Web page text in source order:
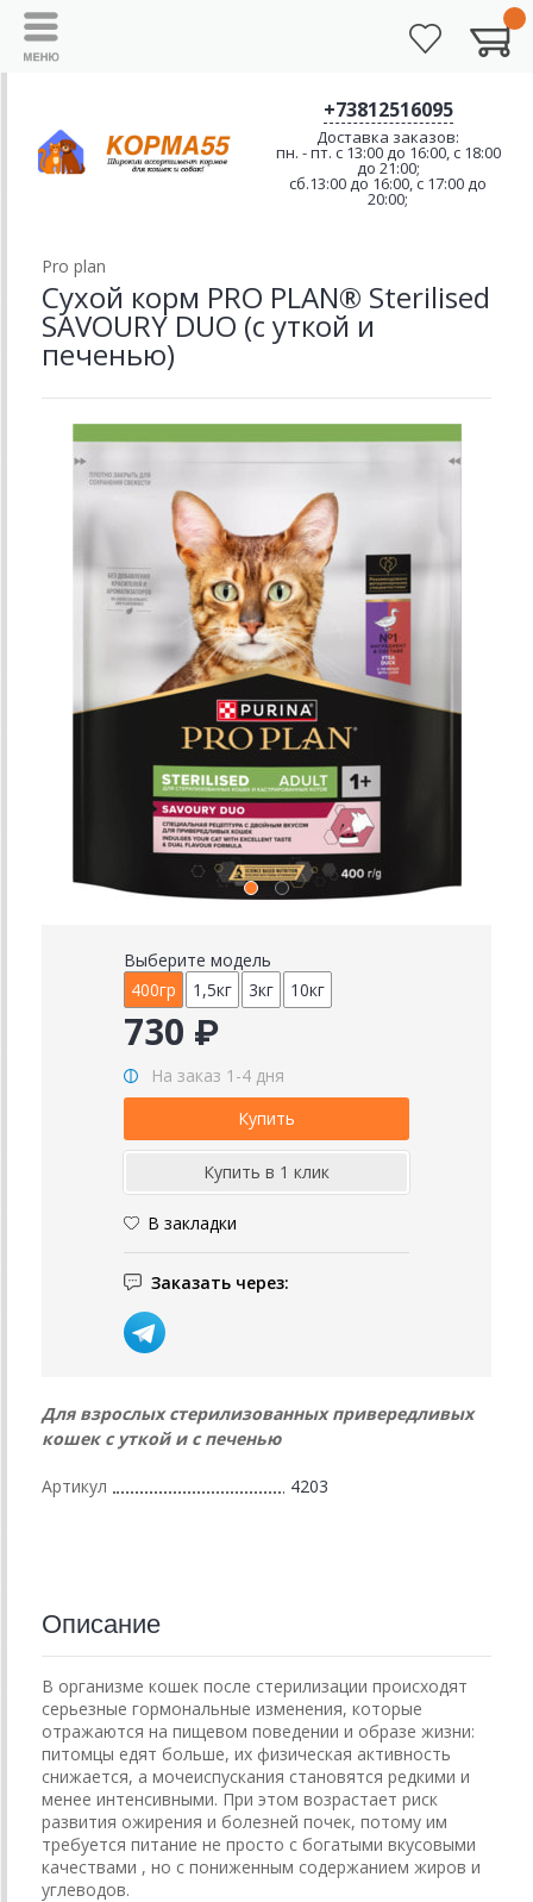
+73812516095
Доставка заказов:
пн. - пт. с 13:00 до 16:00, с 18:00
до 21:00;
сб.13:00 до 16:00, с 17:00 до
20:00;
Pro plan
Сухой корм PRO PLAN® Sterilised
SAVOURY DUO (с уткой и
печенью)
Выберите модель
400гр
1,5кг 3кг 10кг
730 ₽
На заказ 1-4 дня
В закладки
Заказать через:
Для взрослых стерилизованных привередливых
кошек с уткой и с печенью
Артикул 4203
Описание
В организме кошек после стерилизации происходят
серьезные гормональные изменения, которые
отражаются на пищевом поведении и образе жизни:
питомцы едят больше, их физическая активность
снижается, а мочеиспускания становятся редкими и
менее интенсивными. При этом возрастает риск
развития ожирения и болезней почек, потому им
требуется питание не просто с богатыми вкусовыми
качествами , но с пониженным содержанием жиров и
углеводов.